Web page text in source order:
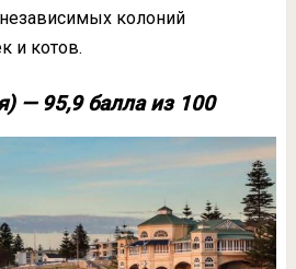
колоний
и котов.
— 95,9 балла из 100